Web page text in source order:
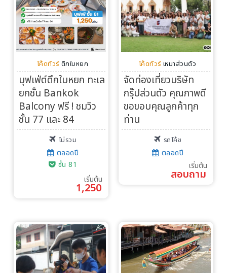
โค้ดทัวร์ ตึกใบหยก
บุฟเฟ่ต์ตึกใบหยก ทะเล
ยกชั้น Bankok
Balcony ฟรี ! ชมวิว
ชั้น 77 และ 84
ไม่รวม
ตลอดปี
ชั้น 81
เริ่มต้น
1,250
โค้ดทัวร์ เหมาส่วนตัว
จัดท่องเที่ยวบริษัท
กรุ๊ปส่วนตัว คุณภาพดี
ขอขอบคุณลูกค้าทุก
ท่าน
รถโค้ช
ตลอดปี
เริ่มต้น
สอบถาม